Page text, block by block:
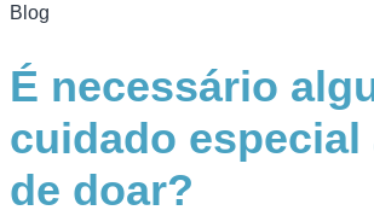
Blog
É necessário
cuidado especial
de doar?